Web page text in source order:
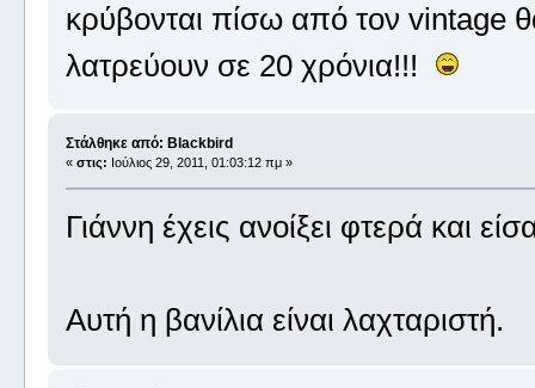
κρύβονται πίσω από τον vintage
λατρεύουν σε 20 χρόνια!!!
Στάλθηκε από: Blackbird
« στις: Ιούλιος 29, 2011, 01:03:12 πμ »
Γιάννη έχεις ανοίξει φτερά και
Αυτή η βανίλια είναι λαχταριστή.